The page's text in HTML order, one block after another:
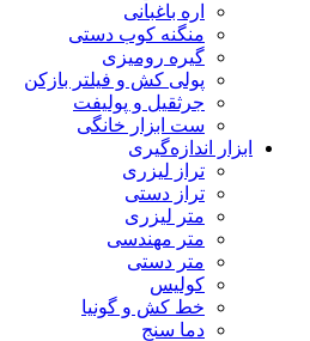
اره باغبانی
منگنه کوب دستی
گیره رومیزی
پولی کش و فیلتر بازکن
جرثقیل و پولیفت
ست ابزار خانگی
ابزار اندازه‌گیری
تراز لیزری
تراز دستی
متر لیزری
متر مهندسی
متر دستی
کولیس
خط کش و گونیا
دما سنج